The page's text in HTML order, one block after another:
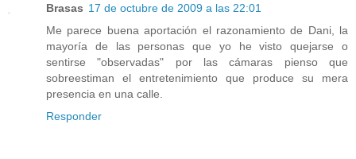
Brasas 17 de octubre de 2009 a las 22:01
Me parece buena aportación el razonamiento de Dani, la
mayoría de las personas que yo he visto quejarse o
sentirse "observadas" por las cámaras pienso que
sobreestiman el entretenimiento que produce su mera
presencia en una calle.
Responder